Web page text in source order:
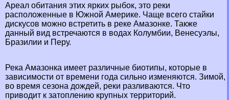
Ареал обитания этих ярких рыбок, это реки
расположенные в Южной Америке. Чаще всего стайки
дискусов можно встретить в реке Амaзoнке. Также
данный вид встречаются в водах Колумбии, Венесуэлы,
Бразилии и Перу.
Река Амaзoнка имеет различные биотипы, которые в
зависимости от времени года сильно изменяются. Зимой,
во время сезона дождей, реки разливаются. Что
приводит к затоплению крупных территорий.